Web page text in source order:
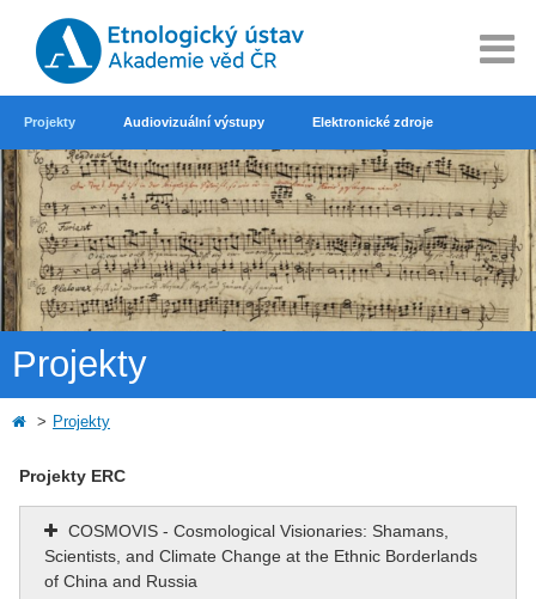
Projekty Audiovizuální výstupy Elektronické zdroje
Projekty
Projekty
Projekty ERC
COSMOVIS - Cosmological Visionaries: Shamans,
Scientists, and Climate Change at the Ethnic Borderlands
of China and Russia